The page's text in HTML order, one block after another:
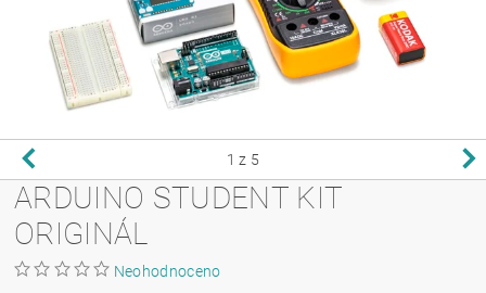
1 z 5
ARDUINO STUDENT KIT
ORIGINÁL
Neohodnoceno